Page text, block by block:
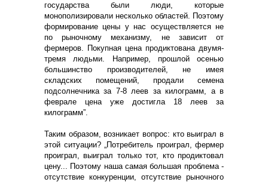
государства были люди, которые
монополизировали несколько областей. Поэтому
формирование цены у нас осуществляется не
по рыночному механизму, не зависит от
фермеров. Покупная цена продиктована двумя-
тремя людьми. Например, прошлой осенью
большинство производителей, не имея
складских помещений, продали семена
подсолнечника за 7-8 леев за килограмм, а в
феврале цена уже достигла 18 леев за
килограмм”.
Таким образом, возникает вопрос: кто выиграл в
этой ситуации? „Потребитель проиграл, фермер
проиграл, выиграл только тот, кто продиктовал
цену... Поэтому наша самая большая проблема -
отсутствие конкуренции, отсутствие рыночного